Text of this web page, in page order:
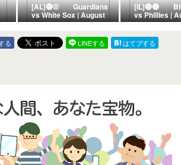
[AL]🔵⚾ Guardians
vs White Sox | August
10, 2026 | Guaranteed
Rate Field ー
Montgomery's
Monumental Blast
[IL]🔵🔴
vs Phillies |
2026 |
Park ー A
Epic of
Schwarber's
る LINEする
はてブする